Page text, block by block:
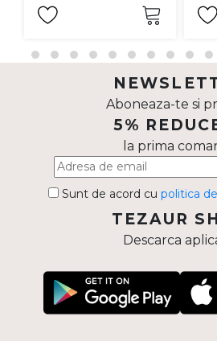
Aboneaza-te si
5%
la prima
Sunt de acord cu politica
TEZAUR
Descarca